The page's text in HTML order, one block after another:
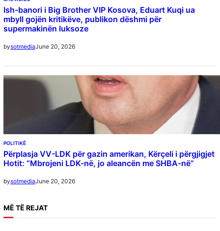
Ish-banori i Big Brother VIP Kosova, Eduart Kuqi ua
mbyll gojën kritikëve, publikon dëshmi për
supermakinën luksoze
bysotmediaJune 20, 2026
POLITIKË
Përplasja VV-LDK për gazin amerikan, Kërçeli i përgjigjet
Hotit: “Mbrojeni LDK-në, jo aleancën me SHBA-në”
bysotmediaJune 20, 2026
MË TË REJAT